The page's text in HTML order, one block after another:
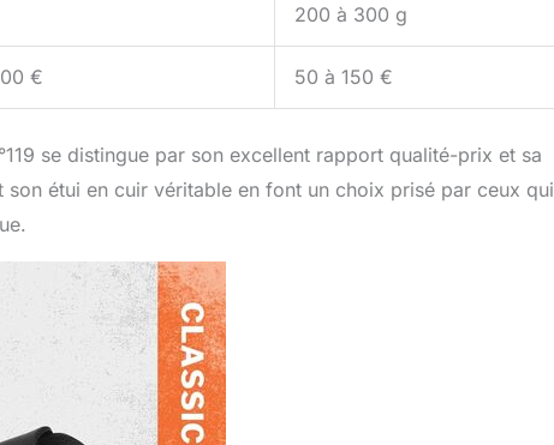
200 à 300 g
€ 50 à 150 €
se distingue par son excellent rapport qualité-prix et sa
étui en cuir véritable en font un choix prisé par ceux qui